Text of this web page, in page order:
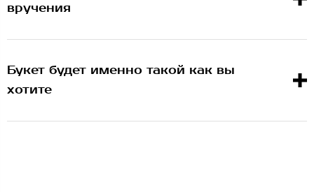
вручения
Букет будет именно такой как вы
хотите